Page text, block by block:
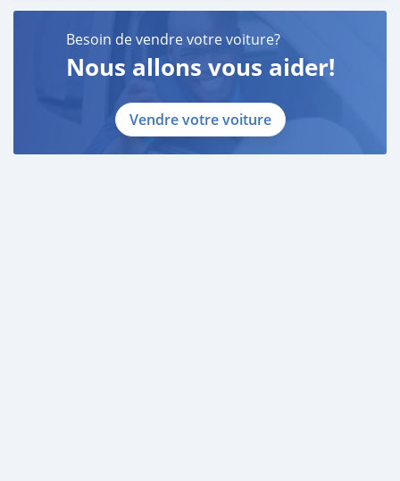
Besoin de vendre votre voiture?
Nous allons vous aider!
Vendre votre voiture